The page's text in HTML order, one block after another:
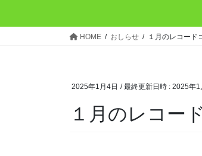
HOME おしらせ １月のレコード
2025年1月4日 / 最終更新日時 : 2025年1
１月のレコー